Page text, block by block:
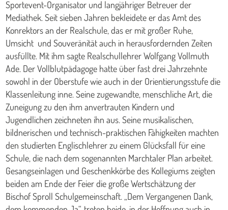
Sportevent-Organisator und langjähriger Betreuer der
Mediathek. Seit sieben Jahren bekleidete er das Amt des
Konrektors an der Realschule, das er mit großer Ruhe,
Umsicht und Souveränität auch in herausfordernden Zeiten
ausfüllte. Mit ihm sagte Realschullehrer Wolfgang Vollmuth
Ade. Der Vollblutpädagoge hatte über fast drei Jahrzehnte
sowohl in der Oberstufe wie auch in der Orientierungsstufe die
Klassenleitung inne. Seine zugewandte, menschliche Art, die
Zuneigung zu den ihm anvertrauten Kindern und
Jugendlichen zeichneten ihn aus. Seine musikalischen,
bildnerischen und technisch-praktischen Fähigkeiten machten
den studierten Englischlehrer zu einem Glücksfall für eine
Schule, die nach dem sogenannten Marchtaler Plan arbeitet.
Gesangseinlagen und Geschenkkörbe des Kollegiums zeigten
beiden am Ende der Feier die große Wertschätzung der
Bischof Sproll Schulgemeinschaft. „Dem Vergangenen Dank,